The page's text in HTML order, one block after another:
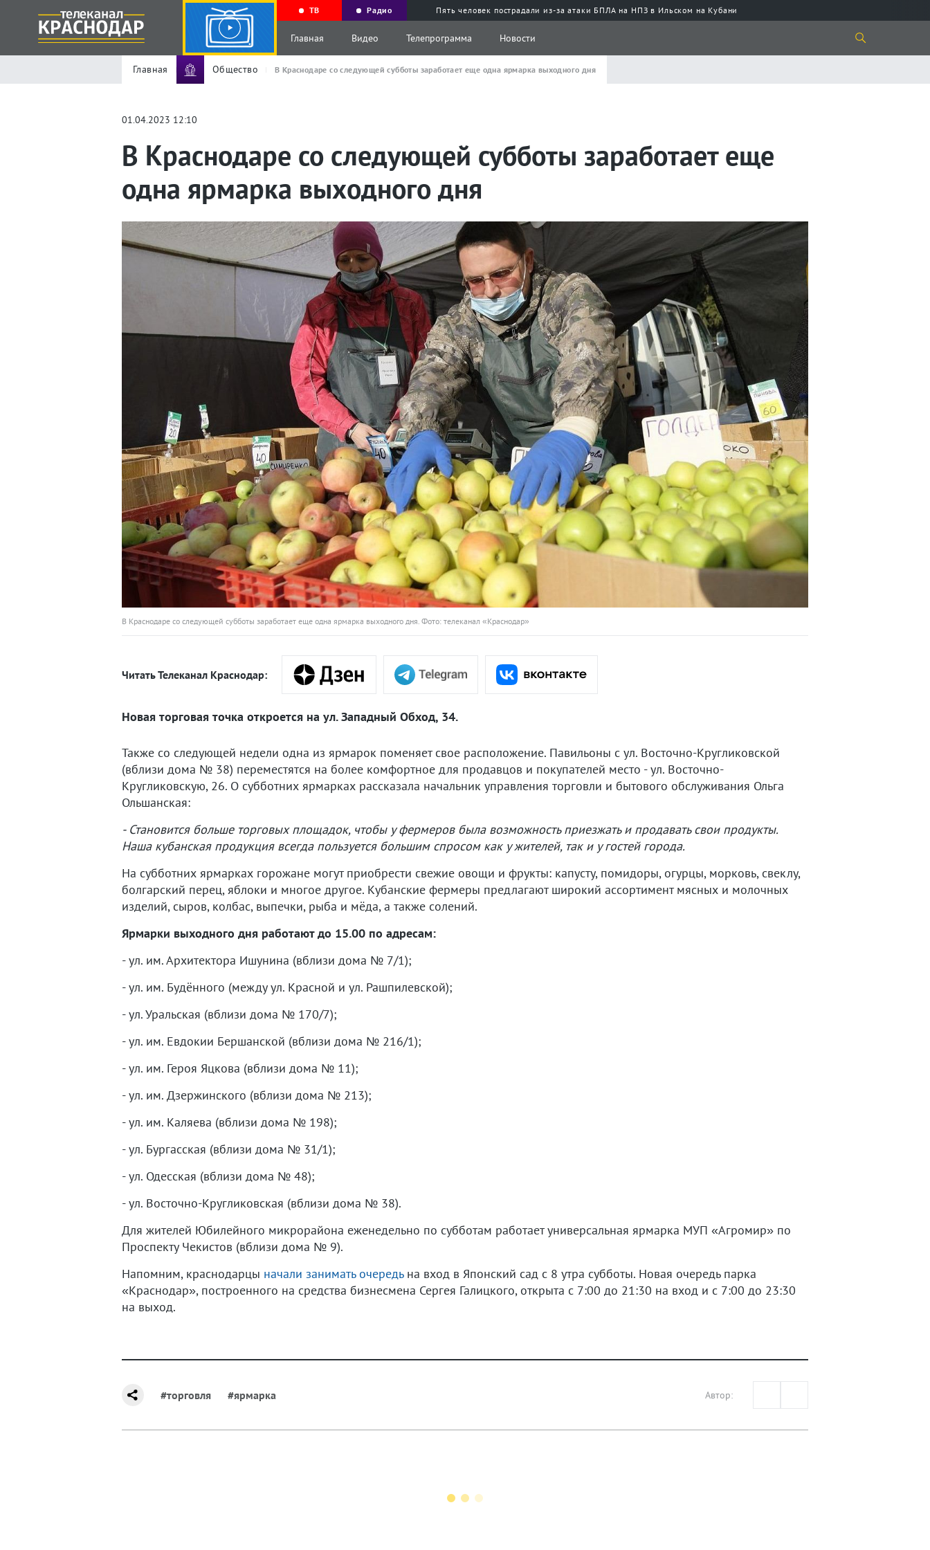
ТВ Радио Пять человек пострадали из-за атаки БПЛА на НПЗ в Ильском на Кубани
Главная Видео Телепрограмма Новости
Главная Общество В Краснодаре со следующей субботы заработает еще одна ярмарка выходного дня
01.04.2023 12:10
В Краснодаре со следующей субботы заработает еще
одна ярмарка выходного дня
В Краснодаре со следующей субботы заработает еще одна ярмарка выходного дня. Фото: телеканал «Краснодар»
Читать Телеканал Краснодар:
Новая торговая точка откроется на ул. Западный Обход, 34.
Также со следующей недели одна из ярмарок поменяет свое расположение. Павильоны с ул. Восточно-Кругликовской
(вблизи дома № 38) переместятся на более комфортное для продавцов и покупателей место - ул. Восточно-
Кругликовскую, 26. О субботних ярмарках рассказала начальник управления торговли и бытового обслуживания Ольга
Ольшанская:
- Становится больше торговых площадок, чтобы у фермеров была возможность приезжать и продавать свои продукты.
Наша кубанская продукция всегда пользуется большим спросом как у жителей, так и у гостей города.
На субботних ярмарках горожане могут приобрести свежие овощи и фрукты: капусту, помидоры, огурцы, морковь, свеклу,
болгарский перец, яблоки и многое другое. Кубанские фермеры предлагают широкий ассортимент мясных и молочных
изделий, сыров, колбас, выпечки, рыба и мёда, а также солений.
Ярмарки выходного дня работают до 15.00 по адресам:
- ул. им. Архитектора Ишунина (вблизи дома № 7/1);
- ул. им. Будённого (между ул. Красной и ул. Рашпилевской);
- ул. Уральская (вблизи дома № 170/7);
- ул. им. Евдокии Бершанской (вблизи дома № 216/1);
- ул. им. Героя Яцкова (вблизи дома № 11);
- ул. им. Дзержинского (вблизи дома № 213);
- ул. им. Каляева (вблизи дома № 198);
- ул. Бургасская (вблизи дома № 31/1);
- ул. Одесская (вблизи дома № 48);
- ул. Восточно-Кругликовская (вблизи дома № 38).
Для жителей Юбилейного микрорайона еженедельно по субботам работает универсальная ярмарка МУП «Агромир» по
Проспекту Чекистов (вблизи дома № 9).
Напомним, краснодарцы начали занимать очередьна вход в Японский сад с 8 утра субботы. Новая очередь парка
«Краснодар», построенного на средства бизнесмена Сергея Галицкого, открыта с 7:00 до 21:30 на вход и с 7:00 до 23:30
на выход.
#торговля #ярмарка Автор: